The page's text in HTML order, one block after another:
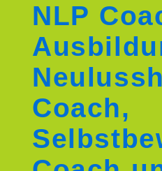
NLP
Coach,